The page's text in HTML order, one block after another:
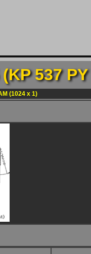
537
(1024 x 1)